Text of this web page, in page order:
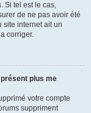
Si tel est le cas,
de ne pas avoir été
site internet ait un
corriger.
plus me
votre compte
suppriment